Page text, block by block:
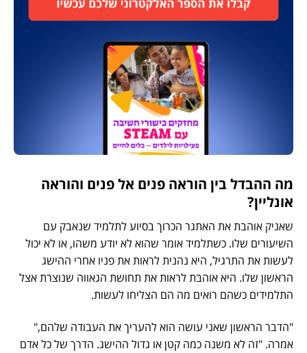
מה ההבדל בין הוראה פנים אל פנים והוראה
אונליין?
שאניק אוהבת את האתגר הכרוך בסיוע לתלמיד שנאבק עם
השיעורים שלו. כשתלמיד אומר שהוא לא יודע משהו, או לא יכול
לעשות את התרגיל, היא נהנית לראות את פניו אחרי ההישג
הראשון שלו. היא אוהבת לראות את תחושת הגאווה שנוצרת אצל
התלמידים כשהם רואים מה הם הצליחו לעשות.
"הדבר הראשון שאני עושה הוא להעריך את העבודה שלהם,"
אמרה. "זה לא משנה כמה קטן או גדול ההישג. הדרך של כל אדם